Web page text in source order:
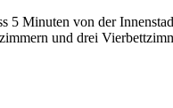
5 Minuten von der
und drei